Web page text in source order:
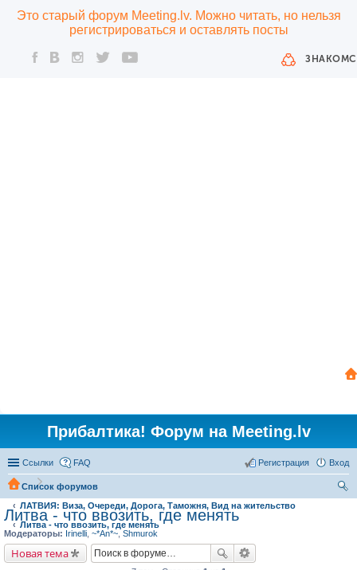
Это старый форум Meeting.lv. Можно читать, но нельзя
регистрироваться и оставлять посты
Прибалтика! Форум на Meeting.lv
Ссылки FAQ Вход
Регистрация
Список форумов
ЛАТВИЯ: Виза, Очереди, Дорога, Таможня, Вид на жительство
Литва - что ввозить, где менять
Литва - что ввозить, где менять
Модераторы: Irinelli ~*An*~ Shmurok
Новая тема